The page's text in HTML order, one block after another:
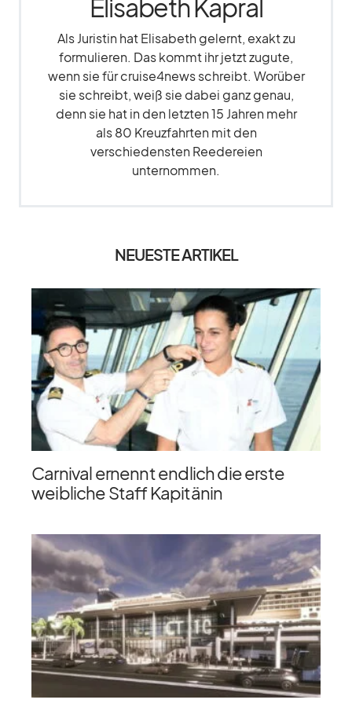
Elisabeth Kapral
Als Juristin hat Elisabeth gelernt, exakt zu
formulieren. Das kommt ihr jetzt zugute,
wenn sie für cruise4news schreibt. Worüber
sie schreibt, weiß sie dabei ganz genau,
denn sie hat in den letzten 15 Jahren mehr
als 80 Kreuzfahrten mit den
verschiedensten Reedereien
unternommen.
NEUESTE ARTIKEL
Carnival ernennt endlich die erste
weibliche Staff Kapitänin